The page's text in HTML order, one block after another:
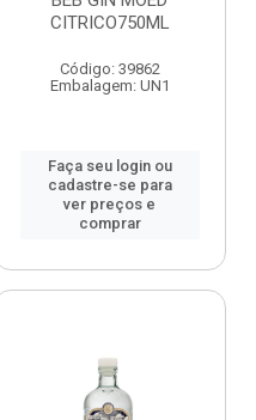
CITRICO750ML
Código: 39862
Embalagem: UN1
Faça seu login ou
cadastre-se para
ver preços e
comprar